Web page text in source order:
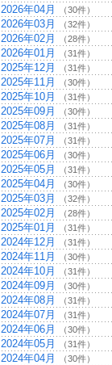
2026年04月 （30件）
2026年03月 （32件）
2026年02月 （28件）
2026年01月 （31件）
2025年12月 （31件）
2025年11月 （30件）
2025年10月 （31件）
2025年09月 （30件）
2025年08月 （31件）
2025年07月 （31件）
2025年06月 （30件）
2025年05月 （31件）
2025年04月 （30件）
2025年03月 （32件）
2025年02月 （28件）
2025年01月 （31件）
2024年12月 （31件）
2024年11月 （30件）
2024年10月 （31件）
2024年09月 （30件）
2024年08月 （31件）
2024年07月 （31件）
2024年06月 （30件）
2024年05月 （31件）
2024年04月 （30件）